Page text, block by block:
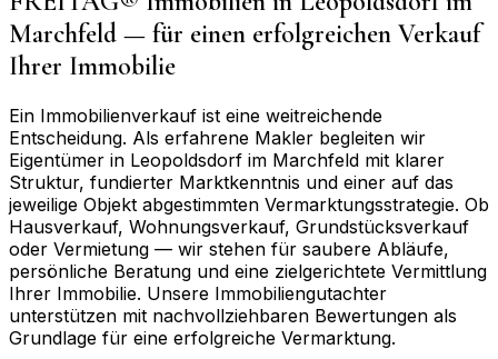
Marchfeld — für einen erfolgreichen Verkauf
Ihrer Immobilie
Ein Immobilienverkauf ist eine weitreichende
Entscheidung. Als erfahrene Makler begleiten wir
Eigentümer in Leopoldsdorf im Marchfeld mit klarer
Struktur, fundierter Marktkenntnis und einer auf das
jeweilige Objekt abgestimmten Vermarktungsstrategie. Ob
Hausverkauf, Wohnungsverkauf, Grundstücksverkauf
oder Vermietung — wir stehen für saubere Abläufe,
persönliche Beratung und eine zielgerichtete Vermittlung
Ihrer Immobilie. Unsere Immobiliengutachter
unterstützen mit nachvollziehbaren Bewertungen als
Grundlage für eine erfolgreiche Vermarktung.